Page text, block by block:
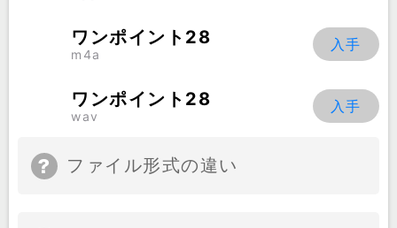
ワンポイント28
m4a
ワンポイント28
wav
ファイル形式の違い